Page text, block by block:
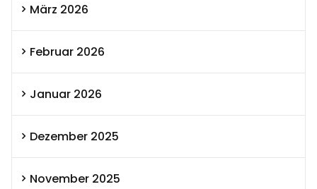
März 2026
Februar 2026
Januar 2026
Dezember 2025
November 2025